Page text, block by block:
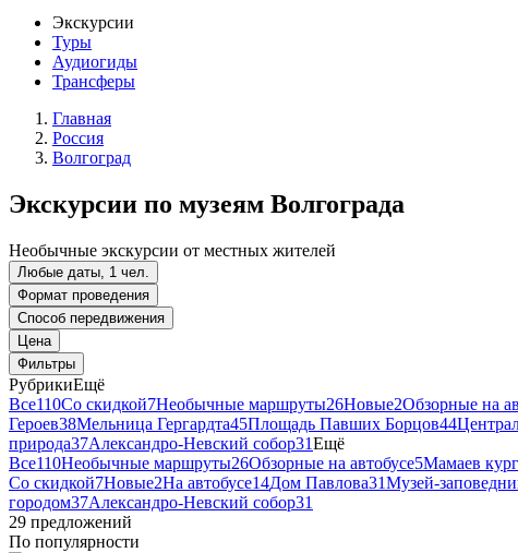
Экскурсии
Туры
Аудиогиды
Трансферы
Главная
Россия
Волгоград
Экскурсии по музеям Волгограда
Необычные экскурсии от местных жителей
Любые даты, 1 чел.
Формат проведения
Способ передвижения
Цена
Фильтры
РубрикиЕщё
Все110Со скидкой7Необычные маршруты26Новые2Обзорные на
Героев38Мельница Гергардта45Площадь Павших Борцов44
природа37Александро-Невский собор31Ещё
Все110Необычные маршруты26Обзорные на автобусе5Мамаев
Со скидкой7Новые2На автобусе14Дом Павлова31Музей-
городом37Александро-Невский собор31
29 предложений
По популярности